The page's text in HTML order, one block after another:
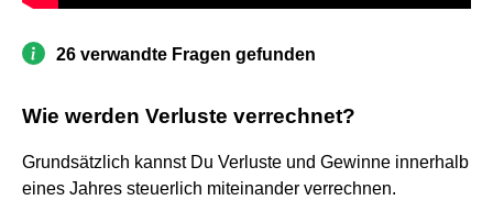
26 verwandte Fragen gefunden
Wie werden Verluste verrechnet?
Grundsätzlich kannst Du Verluste und Gewinne innerhalb
eines Jahres steuerlich miteinander verrechnen.